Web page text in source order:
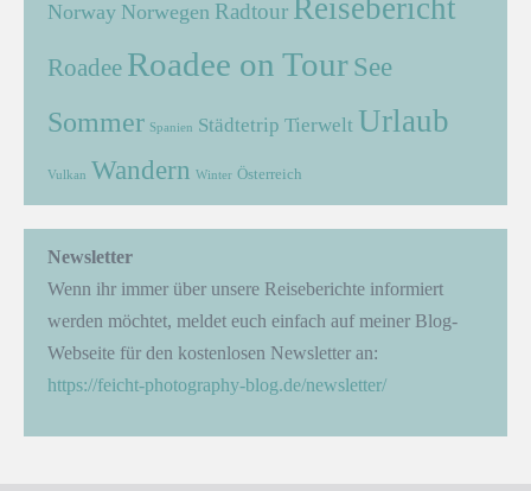
Norway Norwegen Radtour Reisebericht
Roadee Roadee on Tour See
Sommer Spanien Städtetrip Tierwelt Urlaub
Vulkan Wandern Winter Österreich
Newsletter
Wenn ihr immer über unsere Reiseberichte informiert
werden möchtet, meldet euch einfach auf meiner Blog-
Webseite für den kostenlosen Newsletter an:
https://feicht-photography-blog.de/newsletter/